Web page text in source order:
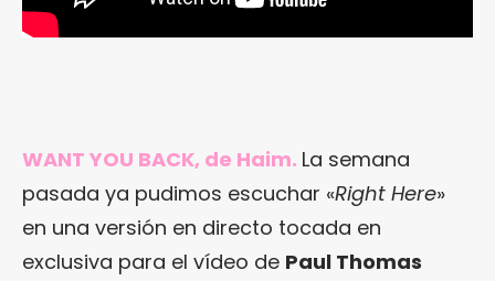
WANT YOU BACK, de Haim. La semana
pasada ya pudimos escuchar «Right Here»
en una versión en directo tocada en
exclusiva para el vídeo de Paul Thomas